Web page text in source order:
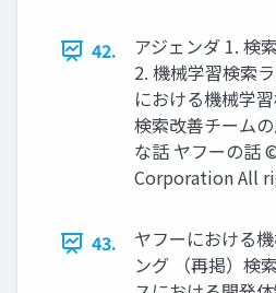
42.
アジェンダ 1. 検
2. 機械学習検索
における機械学
検索改善チーム
な話 ヤフーの話
Corporation All
43.
ヤフーにおける
ング （再掲）検